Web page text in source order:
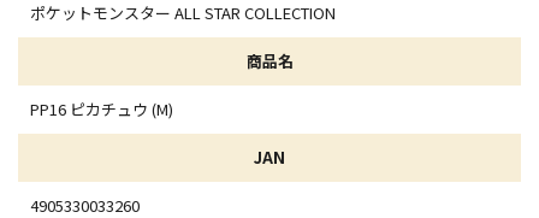
ポケットモンスター ALL STAR COLLECTION
商品名
PP16 ピカチュウ (M)
JAN
4905330033260